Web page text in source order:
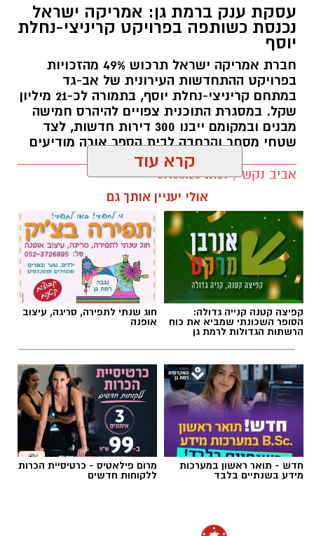
הסערה הפוליטית סביב עתידו של יואב סגלוביץ'
ממשיכה לעורר תגובות חריפות. איציק בונצל, אביו
של סמ"ר עמית בונצל ז"ל שנפל בקרבות ברצועת
עזה, פרסם סרטון שבו תקף בחריפות את סגלוביץ'
על רקע הדיווחים בדבר אפשרות להצטרפותו
לרשימת רע"ם.
סגלוביץ', שכיהן כחבר כנסת מטעם יש עתיד
ובתפקיד סגן השר לביטחון הפנים, הודיע בסוף
השבוע על פרישתו מהמפלגה ועל התפטרותו
מהכנסת. ההודעה הגיעה לאחר פרסומים שלפיהם
מתקיימים מגעים בינו לבין רע"ם בנוגע להשתלבות
אפשרית ברשימתה בבחירות הקרובות. בכיר
ברע"ם אישר כי אכן מתקיימים מגעים בין הצדדים.
בסרטון שהופץ ברשתות החברתיות יצא בונצל נגד
האפשרות שסגלוביץ' יחבור למפלגתו של מנסור
עבאס. בדבריו קשר בונצל את המהלך לוויכוח
הרחב בישראל סביב מקומה של רע"ם במערכת
הפוליטית לאחר אירועי 7 באוקטובר, וקרא לציבור
שלא להכשיר, לדבריו, שיתוף פעולה פוליטי עם
המפלגה.
עסקת ענק ברמת גן: אמריקה ישראל
נכנסת כשותפה בפרויקט קריניצי-נחלת
יוסף
חברת אמריקה ישראל תרכוש 49% מהזכויות
בפרויקט ההתחדשות העירונית של אב-גד
במתחם קריניצי-נחלת יוסף, בתמורה לכ-21 מיליון
שקל. במסגרת התוכנית צפויים להיהרס חמישה
מבנים ובמקומם ייבנו 300 דירות חדשות, לצד
שטחי מסחר והרחבה לבית הספר אורה מודיעים
אביב נקש / 11:29 09.08.26
תגים:התחדשות עירונית רמת גן
הדמיה: משרד אדריכלים ניר קוץ עבור אב-גד
קרא עוד
אולי יעניין אותך גם
קפיצה קטנה קנייה גדולה:
הסופר השכונתי שמביא את כוח
הרשתות הגדולות לרמת גן
חוג שנתי לתפירה, סריגה, עיצוב
אופנה
חדש - תואר ראשון במערכות
מידע בשנתיים בלבד
מרום פילאטיס - כרטיסיית הכרות
ללקוחות חדשים